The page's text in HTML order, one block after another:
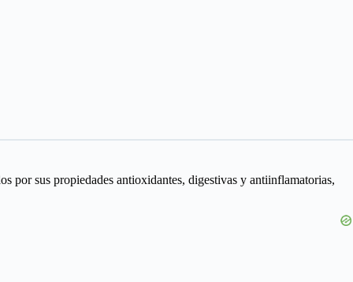
por sus propiedades antioxidantes, digestivas y antiinflamatorias,